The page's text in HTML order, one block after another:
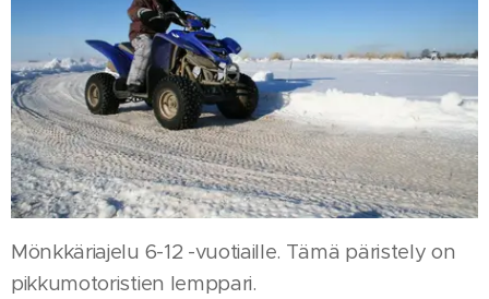
Mönkkäriajelu 6-12 -vuotiaille. Tämä päristely on
pikkumotoristien lemppari.